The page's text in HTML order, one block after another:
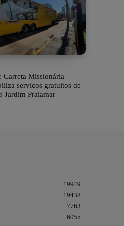
Carreta Missionária
serviços gratuitos de
Jardim Praiamar
19949
19438
7763
6055